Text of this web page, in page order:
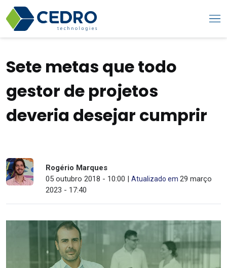
Sete metas que todo
gestor de projetos
deveria desejar cumprir
Rogério Marques
05 outubro 2018 - 10:00 | Atualizado em 29 março
2023 - 17:40